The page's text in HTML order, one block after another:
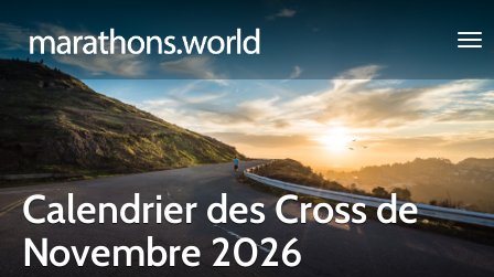
marathons.world
Calendrier des Cross de
Novembre 2026